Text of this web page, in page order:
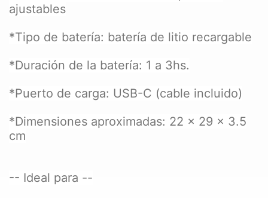
ajustables
*Tipo de batería: batería de litio recargable
*Duración de la batería: 1 a 3hs.
*Puerto de carga: USB-C (cable incluido)
*Dimensiones aproximadas: 22 x 29 x 3.5
cm
-- Ideal para --